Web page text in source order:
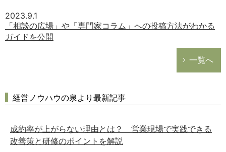
2023.9.1
「相談の広場」や「専門家コラム」への投稿方法がわかる
ガイドを公開
一覧へ
経営ノウハウの泉より最新記事
成約率が上がらない理由とは？ 営業現場で実践できる
改善策と研修のポイントを解説